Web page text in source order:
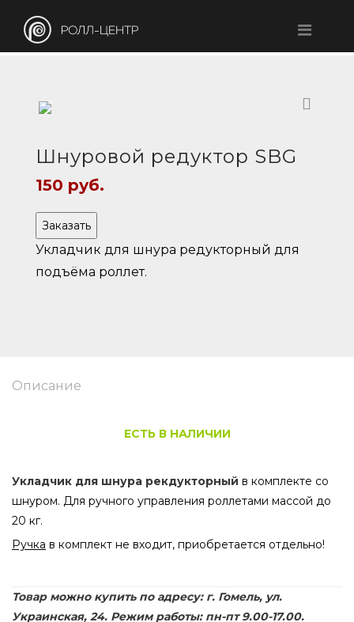
Шнуровой редуктор SBG
150 руб.
Заказать
Укладчик для шнура редукторный для
подъёма роллет.
Описание
ЕСТЬ В НАЛИЧИИ
Укладчик для шнура рекдукторный в комплекте со
шнуром. Для ручного управления роллетами массой до
20 кг.
Ручка в комплект не входит, приобретается отдельно!
Товар можно купить по адресу: г. Гомель, ул.
Украинская, 24. Режим работы: пн-пт 9.00-17.00.